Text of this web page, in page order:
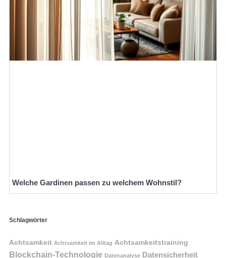
Welche Gardinen passen zu welchem Wohnstil?
Schlagwörter
Achtsamkeit Achtsamkeit im Alltag Achtsamkeitstraining
Blockchain-Technologie Datenanalyse Datensicherheit